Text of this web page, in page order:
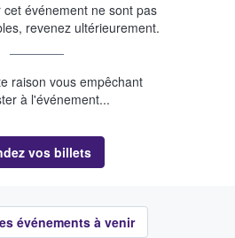
cet événement ne sont pas
revenez ultérieurement.
raison vous empêchant
à l'événement...
vos billets
événements à venir